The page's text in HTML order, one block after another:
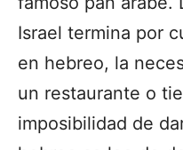
Israel termina por
en hebreo, la
un restaurante o
imposibilidad de